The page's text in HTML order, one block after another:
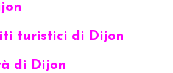
turistici di Dijon
di Dijon